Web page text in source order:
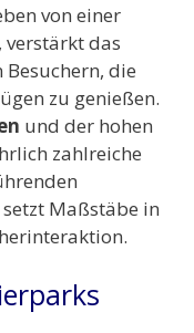
von einer
das
die
zu genießen.
und der hohen
zahlreiche
Maßstäbe in